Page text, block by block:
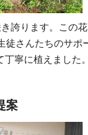
誇ります。この
さんたちのサポ
寧に植えました
案